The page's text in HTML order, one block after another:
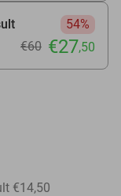
54%
€60 €27,50
€14,50